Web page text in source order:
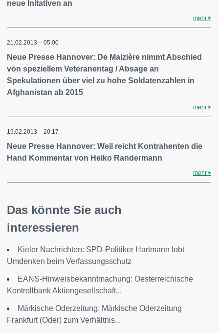
neue Initativen an
mehr
21.02.2013 – 05:00
Neue Presse Hannover: De Maizière nimmt Abschied
von speziellem Veteranentag / Absage an
Spekulationen über viel zu hohe Soldatenzahlen in
Afghanistan ab 2015
mehr
19.02.2013 – 20:17
Neue Presse Hannover: Weil reicht Kontrahenten die
Hand Kommentar von Heiko Randermann
mehr
Das könnte Sie auch
interessieren
Kieler Nachrichten: SPD-Politiker Hartmann lobt
Umdenken beim Verfassungsschutz
EANS-Hinweisbekanntmachung: Oesterreichische
Kontrollbank Aktiengesellschaft...
Märkische Oderzeitung: Märkische Oderzeitung
Frankfurt (Oder) zum Verhältnis...